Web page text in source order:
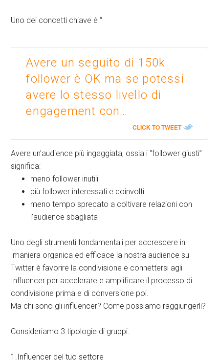
Uno dei concetti chiave è “
Avere un seguito di 150k
follower è OK ma se potessi
avere lo stesso livello di
engagement con…
CLICK TO TWEET
Avere un’audience più ingaggiata, ossia i “follower giusti”
significa:
meno follower inutili
più follower interessati e coinvolti
meno tempo sprecato a coltivare relazioni con
l’audience sbagliata
Uno degli strumenti fondamentali per accrescere in
maniera organica ed efficace la nostra audience su
Twitter è favorire la condivisione e connettersi agli
Influencer per accelerare e amplificare il processo di
condivisione prima e di conversione poi.
Ma chi sono gli influencer? Come possiamo raggiungerli?
Consideriamo 3 tipologie di gruppi:
1.Influencer del tuo settore